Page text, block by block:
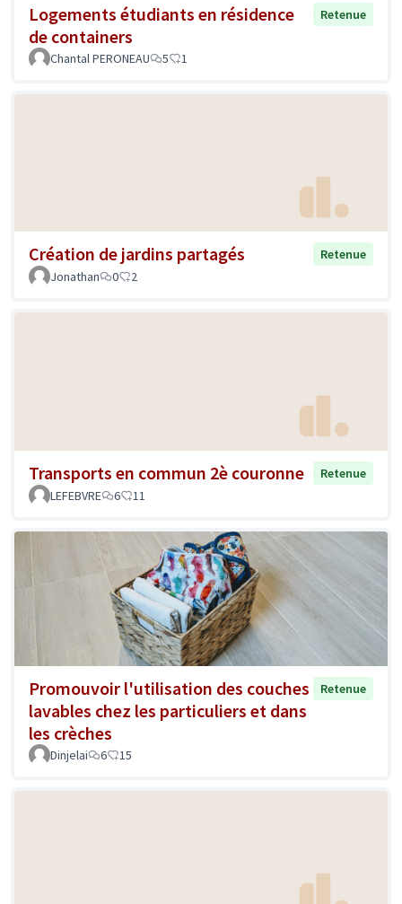
Logements étudiants en résidence
de containers
Retenue
Chantal PERONEAU 5 1
Création de jardins partagés
Retenue
Jonathan
0 2
Transports en commun 2è couronne
Retenue
LEFEBVRE
6 11
Promouvoir l'utilisation des couches
lavables chez les particuliers et dans
les crèches
Retenue
Dinjelai 6 15